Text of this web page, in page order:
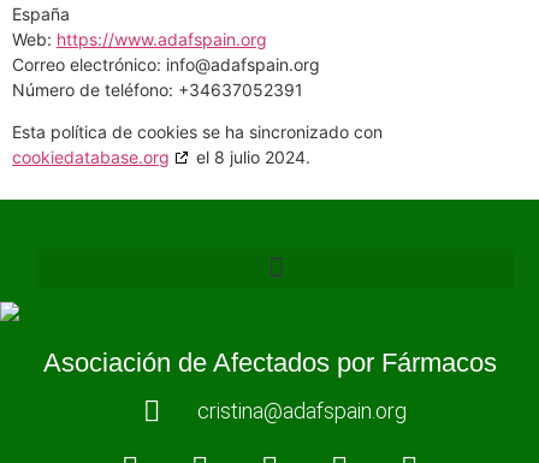
España
Web: https://www.adafspain.org
Correo electrónico: info@adafspain.org
Número de teléfono: +34637052391
Esta política de cookies se ha sincronizado con
cookiedatabase.org
el 8 julio 2024.
Asociación de Afectados por Fármacos
cristina@adafspain.org